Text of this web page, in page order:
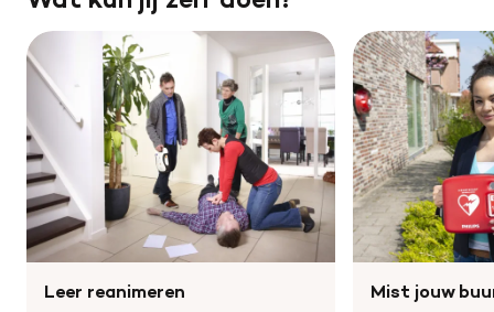
Help mee met geld
Help mee met tijd
Leven met
Wetenschappelijk onderzoek
Leer reanimeren Mist jouw